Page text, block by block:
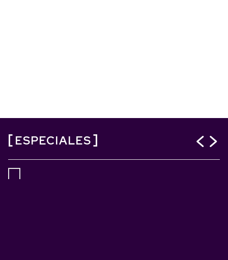
ESPECIALES